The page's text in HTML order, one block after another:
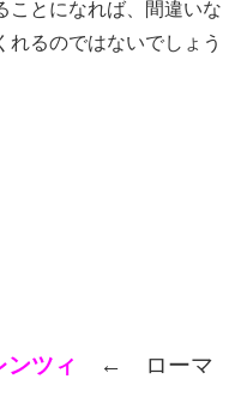
ことになれば、間違いな
れるのではないでしょう
ンツィ ← ローマ